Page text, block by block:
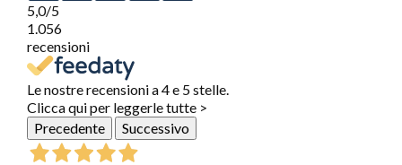
5,0/5
1.056
recensioni
Le nostre recensioni a 4 e 5 stelle.
Clicca qui per leggerle tutte >
Precedente
Successivo